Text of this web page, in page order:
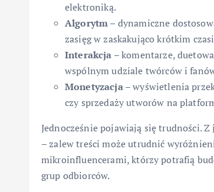
elektroniką.
Algorytm– dynamiczne
zasięg w zaskakująco krótkim
Interakcja – komentarze,
wspólnym udziale twórców i
Monetyzacja– wyświetlenia
czy sprzedaży utworów na
Jednocześnie pojawiają się trudności.
– zalew treści może utrudnić
mikroinfluencerami, którzy potrafią
grup odbiorców.